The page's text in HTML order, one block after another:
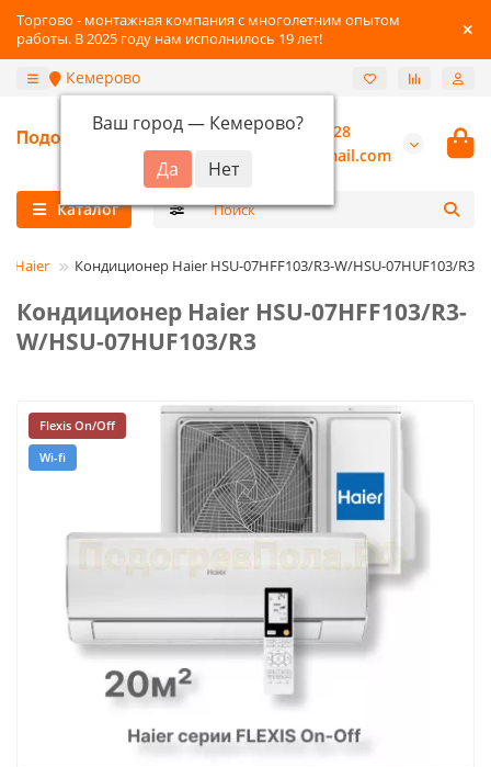
Торгово - монтажная компания с многолетним опытом
работы. В 2025 году нам исполнилось 19 лет!
Кемерово
Ваш город — Кемерово?
+7-3842-216-528
burannsk@gmail.com
Каталог
Haier Кондиционер Haier HSU-07HFF103/R3-W/HSU-07HUF103/R3
Кондиционер Haier HSU-07HFF103/R3-
W/HSU-07HUF103/R3
Flexis On/Off
Wi-fi